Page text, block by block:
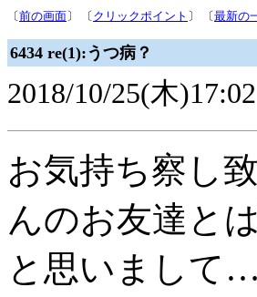
〔前の画面〕 〔 クリックポイント 〕 〔最新の
6434 re(1):うつ病？
2018/10/25(木)17:02
お気持ち察し
んのお友達と
と思いまして…